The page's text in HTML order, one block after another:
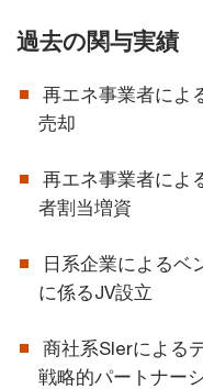
過去の関与実績
再エネ事業者によ
売却
再エネ事業者によ
者割当増資
日系企業によるベ
に係るJV設立
商社系SIerによる
戦略的パートナー